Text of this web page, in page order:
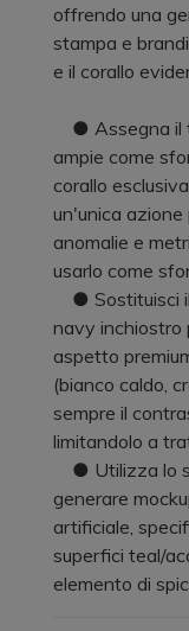
offrendo una
stampa e
e il corallo
● Assegna il
ampie come
corallo
un'unica azione
anomalie e
usarlo come
● Sostituisci il
navy inchiostro
aspetto
(bianco caldo,
sempre il
limitandolo a
● Utilizza lo
generare
artificiale,
superfici teal/
elemento di